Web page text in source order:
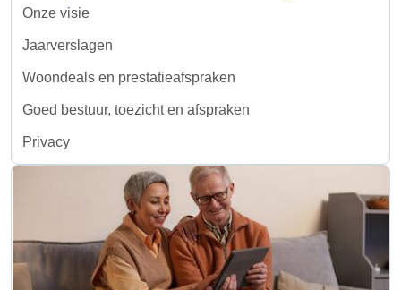
Onze visie
Jaarverslagen
Woondeals en prestatieafspraken
Goed bestuur, toezicht en afspraken
Privacy